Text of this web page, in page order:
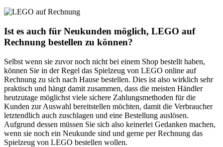
Ist es auch für Neukunden möglich, LEGO auf
Rechnung bestellen zu können?
Selbst wenn sie zuvor noch nicht bei einem Shop bestellt haben,
können Sie in der Regel das Spielzeug von LEGO online auf
Rechnung zu sich nach Hause bestellen. Dies ist also wirklich sehr
praktisch und hängt damit zusammen, dass die meisten Händler
heutzutage möglichst viele sichere Zahlungsmethoden für die
Kunden zur Auswahl bereitstellen möchten, damit die Verbraucher
letztendlich auch zuschlagen und eine Bestellung auslösen.
Aufgrund dessen müssen Sie sich also keinerlei Gedanken machen,
wenn sie noch ein Neukunde sind und gerne per Rechnung das
Spielzeug von LEGO bestellen wollen.